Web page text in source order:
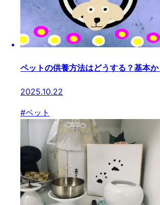
ペットの供養方法はどうする？基本
2025.10.22
#ペット